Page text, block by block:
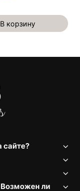
В корзину
сайте?
Возможен ли